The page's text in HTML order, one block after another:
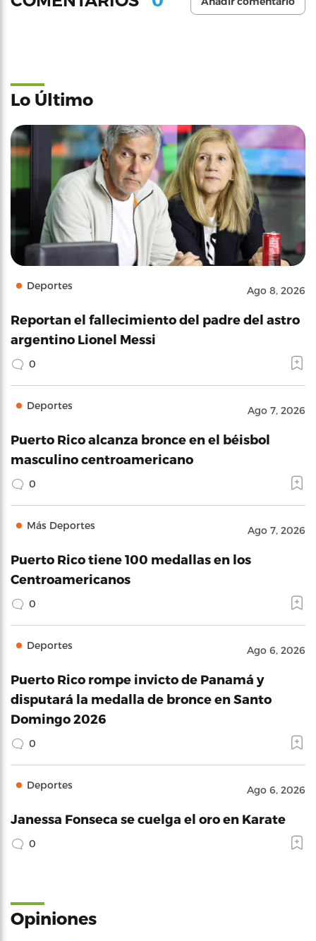
Lo Último
Deportes Ago 8, 2026
Reportan el fallecimiento del padre del astro
argentino Lionel Messi
0
Deportes Ago 7, 2026
Puerto Rico alcanza bronce en el béisbol
masculino centroamericano
0
Más Deportes Ago 7, 2026
Puerto Rico tiene 100 medallas en los
Centroamericanos
0
Deportes Ago 6, 2026
Puerto Rico rompe invicto de Panamá y
disputará la medalla de bronce en Santo
Domingo 2026
0
Deportes Ago 6, 2026
Janessa Fonseca se cuelga el oro en Karate
0
Opiniones